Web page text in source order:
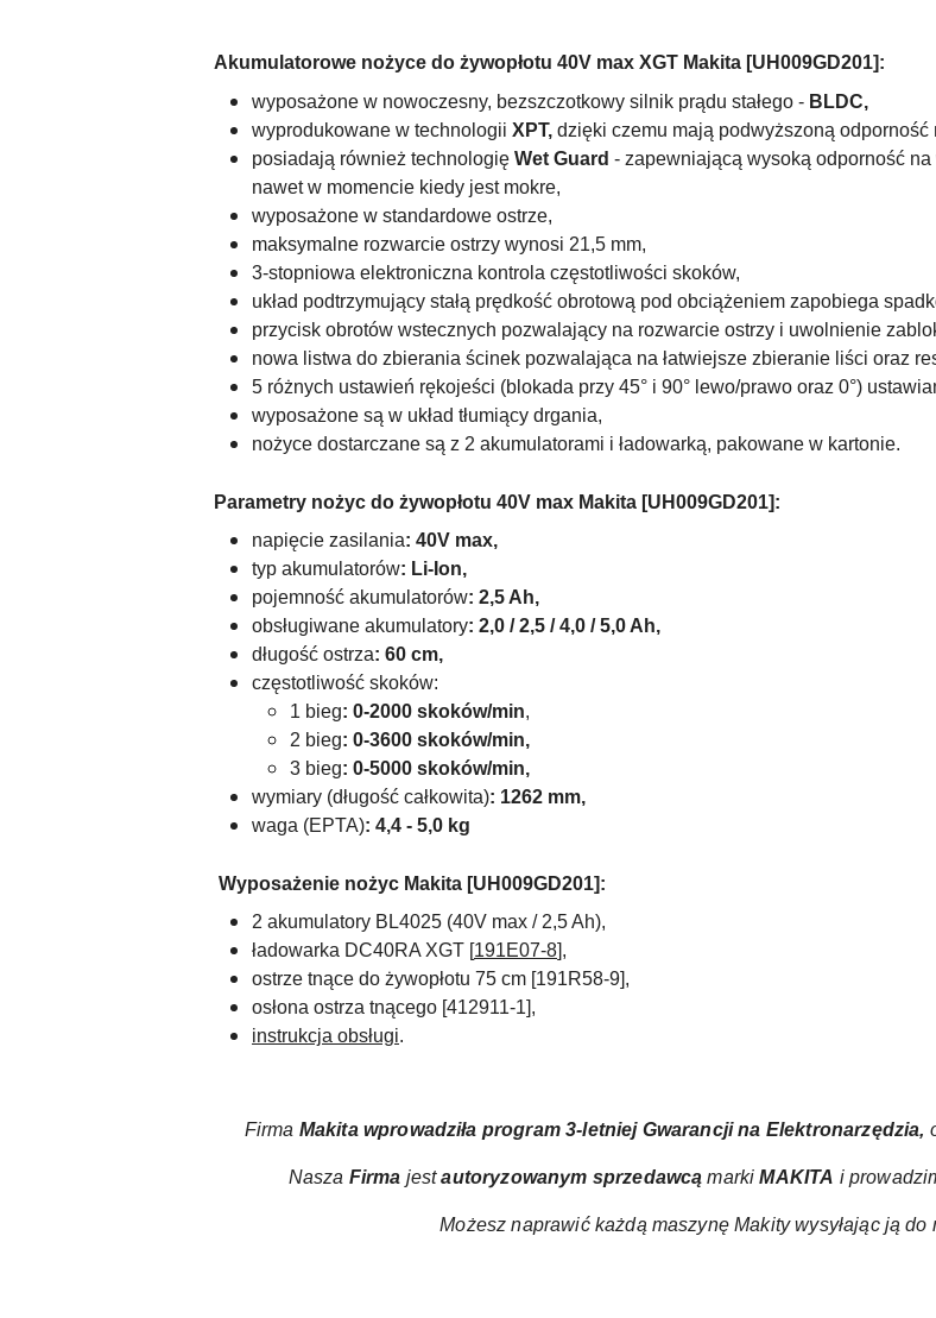
Akumulatorowe nożyce do żywopłotu 40V max XGT Makita [UH009GD201]:
wyposażone w nowoczesny, bezszczotkowy silnik prądu stałego - BLDC,
wyprodukowane w technologii XPT, dzięki czemu mają podwyższoną odporność
posiadają również technologię Wet Guard - zapewniającą wysoką odporność
nawet w momencie kiedy jest mokre,
wyposażone w standardowe ostrze,
maksymalne rozwarcie ostrzy wynosi 21,5 mm,
3-stopniowa elektroniczna kontrola częstotliwości skoków,
układ podtrzymujący stałą prędkość obrotową pod obciążeniem zapobiega
przycisk obrotów wstecznych pozwalający na rozwarcie ostrzy i uwolnienie
nowa listwa do zbierania ścinek pozwalająca na łatwiejsze zbieranie liści oraz
5 różnych ustawień rękojeści (blokada przy 45° i 90° lewo/prawo oraz 0°)
wyposażone są w układ tłumiący drgania,
nożyce dostarczane są z 2 akumulatorami i ładowarką, pakowane w kartonie.
Parametry nożyc do żywopłotu 40V max Makita [UH009GD201]:
napięcie zasilania: 40V max,
typ akumulatorów: Li-Ion,
pojemność akumulatorów: 2,5 Ah,
obsługiwane akumulatory: 2,0 / 2,5 / 4,0 / 5,0 Ah,
długość ostrza: 60 cm,
częstotliwość skoków:
1 bieg: 0-2000 skoków/min,
2 bieg: 0-3600 skoków/min,
3 bieg: 0-5000 skoków/min,
wymiary (długość całkowita): 1262 mm,
waga (EPTA): 4,4 - 5,0 kg
Wyposażenie nożyc Makita [UH009GD201]:
2 akumulatory BL4025 (40V max / 2,5 Ah),
ładowarka DC40RA XGT [191E07-8],
ostrze tnące do żywopłotu 75 cm [191R58-9],
osłona ostrza tnącego [412911-1],
instrukcja obsługi.
Firma Makita wprowadziła program3-letniej Gwarancji na Elektronarzędzia,
Nasza Firma jestautoryzowanym sprzedawcą markiMAKITA i
Możesz naprawić każdą maszynę Makity wysyłając ją